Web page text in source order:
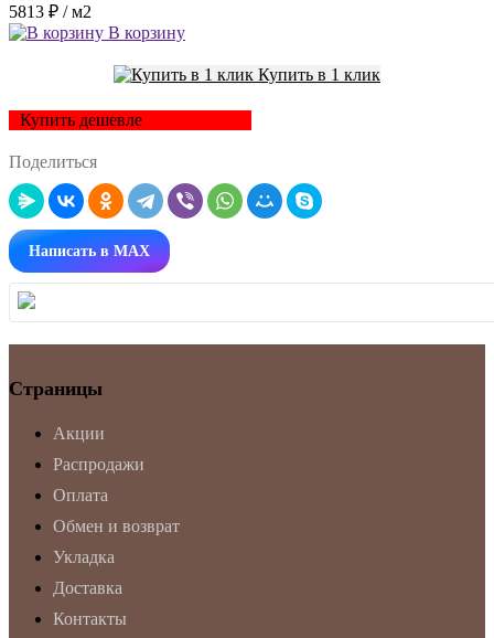
5813 ₽ / м2
В корзину
Купить в 1 клик
Купить дешевле
Поделиться
Написать в MAX
Страницы
Акции
Распродажи
Оплата
Обмен и возврат
Укладка
Доставка
Контакты